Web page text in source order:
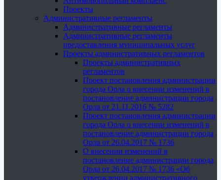
Проекты
Административные регламенты
Административные регламенты
Административные регламенты
предоставления муниципальных услуг
Проекты административных регламентов
Проекты административных
регламентов
Проект постановления администрации
города Орла о внесении изменений в
постановление администрации города
Орла от 21.11.2016 № 5282
Проект постановления администрации
города Орла о внесении изменений в
постановление администрации города
Орла от 26.04.2017 № 1736
О внесении изменений в
постановление администрации города
Орла от 26.04.2017 № 1736 «Об
утверждении административного